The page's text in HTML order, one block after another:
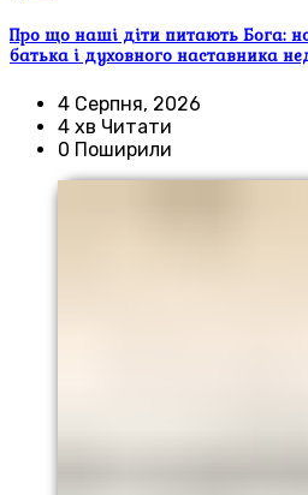
Про що наші діти питають Бога:
батька і духовного наставника
4 Серпня, 2026
4 хв Читати
0 Поширили